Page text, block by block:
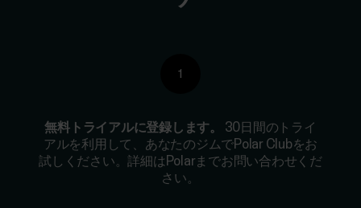
1
無料トライアルに登録します。
30日間のトライ
アルを利用して、あなたのジムでPolar Clubをお
試しください。詳細はPolarまでお問い合わせくだ
さい。